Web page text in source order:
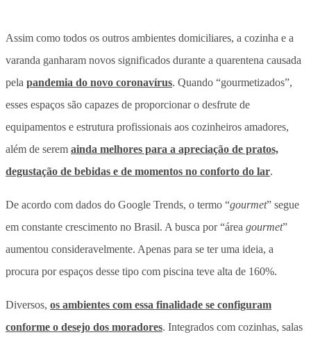
Assim como todos os outros ambientes domiciliares, a cozinha e a
varanda ganharam novos significados durante a quarentena causada
pela pandemia do novo coronavírus. Quando “gourmetizados”,
esses espaços são capazes de proporcionar o desfrute de
equipamentos e estrutura profissionais aos cozinheiros amadores,
além de serem ainda melhores para a apreciação de pratos,
degustação de bebidas e de momentos no conforto do lar.
De acordo com dados do Google Trends, o termo “gourmet” segue
em constante crescimento no Brasil. A busca por “área gourmet”
aumentou consideravelmente. Apenas para se ter uma ideia, a
procura por espaços desse tipo com piscina teve alta de 160%.
Diversos, os ambientes com essa finalidade se configuram
conforme o desejo dos moradores. Integrados com cozinhas, salas